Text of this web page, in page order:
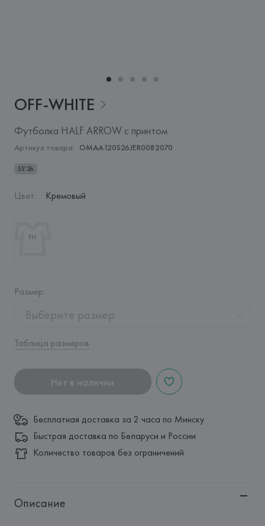
OFF-WHITE
Футболка HALF ARROW с принтом
Артикул товара: OMAA120S26JER0082070
SS'26
Цвет: Кремовый
Размер:
Выберите размер
Таблица размеров
Нет в наличии
Бесплатная доставка за 2 часа по Минску
Быстрая доставка по Беларуси и России
Количество товаров без ограничений
Описание